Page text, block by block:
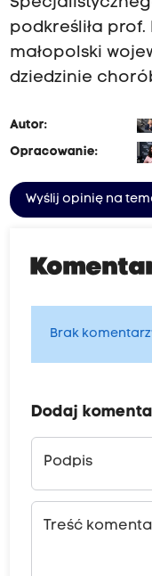
podkreśliła prof.
małopolski
dziedzinie
Autor:
Opracowanie:
Wyślij opinię na
Brak
Dodaj
Podpis
Treść